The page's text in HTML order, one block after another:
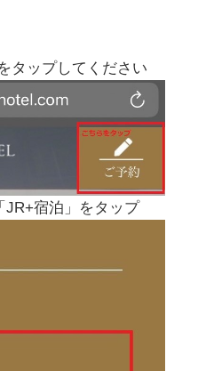
タップしてください
JR+宿泊」をタップ